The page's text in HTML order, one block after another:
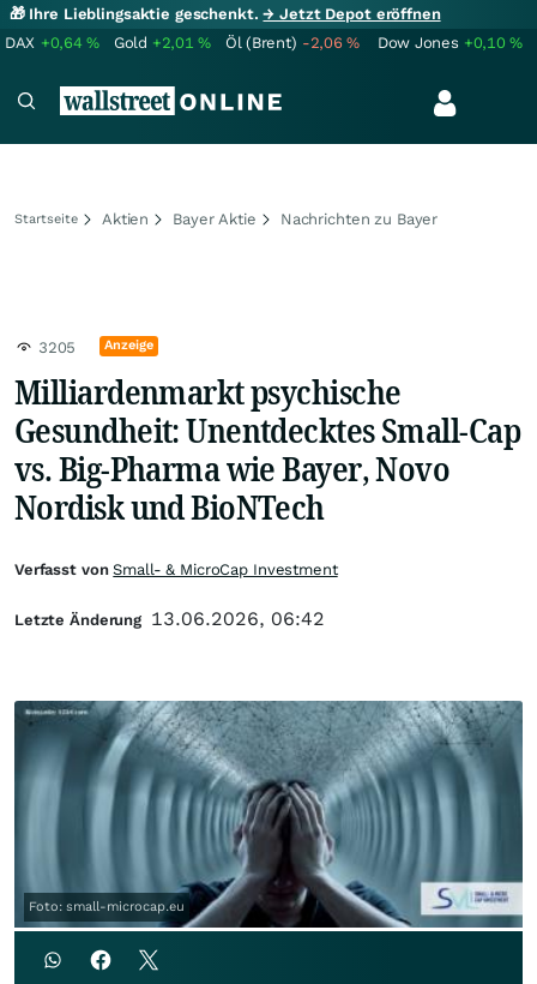
🎁 Ihre Lieblingsaktie geschenkt.→ Jetzt Depot eröffnen
DAX +0,64% Gold +2,01% Öl (Brent) -2,06% Dow Jones +0,10%
Startseite Aktien Bayer Aktie Nachrichten zu Bayer
3205 Anzeige
Milliardenmarkt psychische
Gesundheit: Unentdecktes Small-Cap
vs. Big-Pharma wie Bayer, Novo
Nordisk und BioNTech
Foto: small-microcap.eu
Verfasst vonSmall- & MicroCap Investment
Letzte Änderung 13.06.2026, 06:42